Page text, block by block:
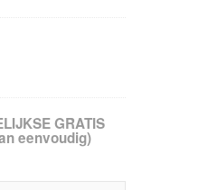
GRATIS
eenvoudig)